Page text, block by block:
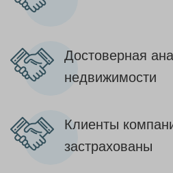
Достоверная
недвижимости
Клиенты
застрахованы